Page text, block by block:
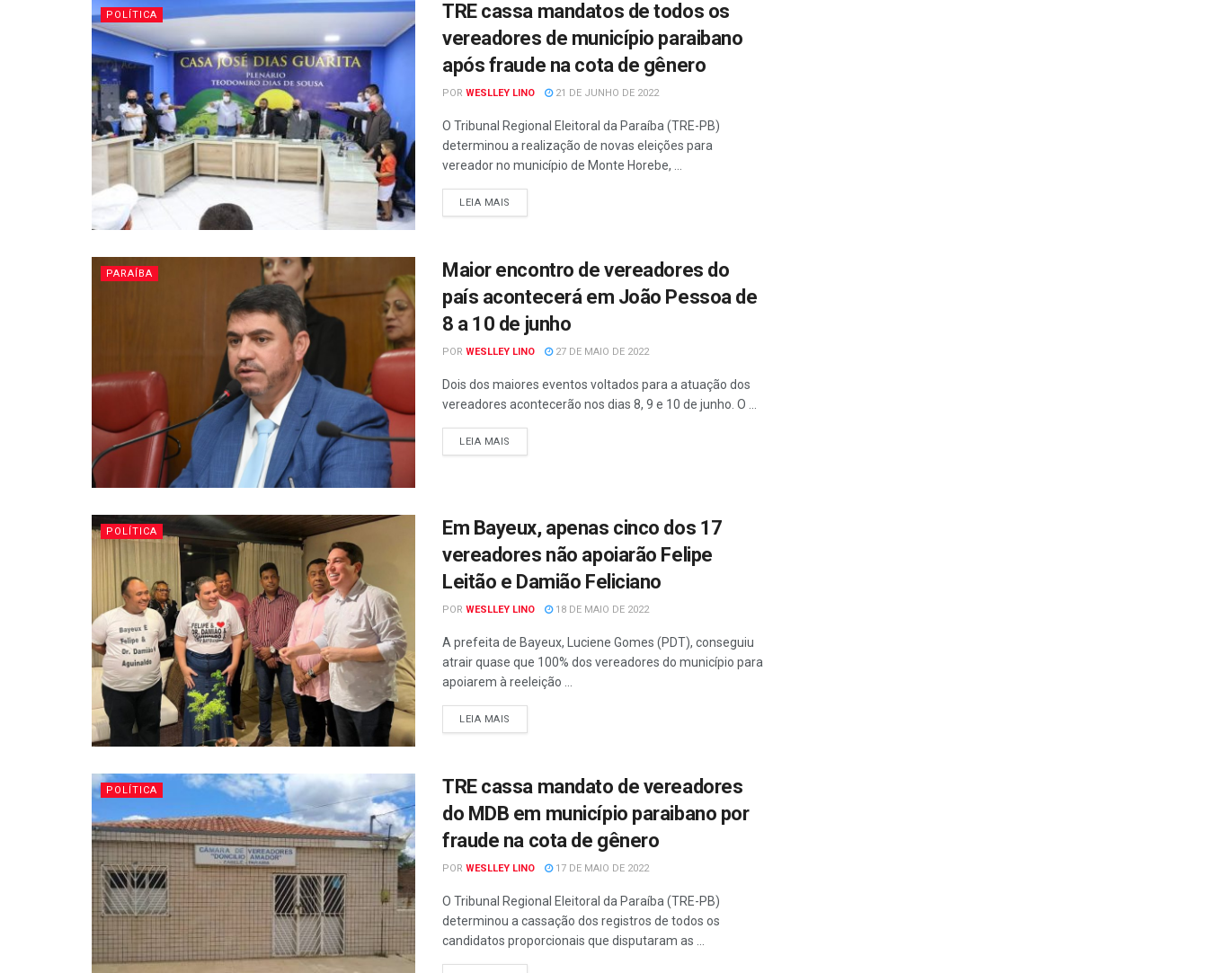
POLÍTICA
TRE cassa mandatos de todos os
vereadores de município paraibano
após fraude na cota de gênero
POR WESLLEY LINO 21 DE JUNHO DE 2022
O Tribunal Regional Eleitoral da Paraíba (TRE-PB)
determinou a realização de novas eleições para
vereador no município de Monte Horebe, ...
LEIA MAIS
PARAÍBA
Maior encontro de vereadores do
país acontecerá em João Pessoa de
8 a 10 de junho
POR WESLLEY LINO 27 DE MAIO DE 2022
Dois dos maiores eventos voltados para a atuação dos
vereadores acontecerão nos dias 8, 9 e 10 de junho. O ...
LEIA MAIS
POLÍTICA
Em Bayeux, apenas cinco dos 17
vereadores não apoiarão Felipe
Leitão e Damião Feliciano
POR WESLLEY LINO 18 DE MAIO DE 2022
A prefeita de Bayeux, Luciene Gomes (PDT), conseguiu
atrair quase que 100% dos vereadores do município para
apoiarem à reeleição ...
LEIA MAIS
POLÍTICA
TRE cassa mandato de vereadores
do MDB em município paraibano por
fraude na cota de gênero
POR WESLLEY LINO 17 DE MAIO DE 2022
O Tribunal Regional Eleitoral da Paraíba (TRE-PB)
determinou a cassação dos registros de todos os
candidatos proporcionais que disputaram as ...